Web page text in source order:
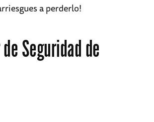
a perderlo!
Seguridad de